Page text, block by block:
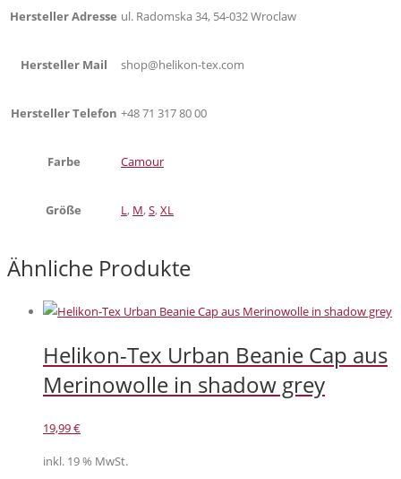
Hersteller Adresse ul. Radomska 34, 54-032 Wroclaw
Hersteller Mail shop@helikon-tex.com
Hersteller Telefon +48 71 317 80 00
Farbe Camour
Größe L, M,S,XL
Ähnliche Produkte
Helikon-Tex Urban Beanie Cap aus
Merinowolle in shadow grey
19,99€
inkl. 19 % MwSt.